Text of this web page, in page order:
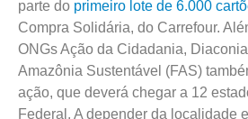
parte do primeiro lote de 6.000
Compra Solidária, do Carrefour.
ONGs Ação da Cidadania,
Amazônia Sustentável (FAS)
ação, que deverá chegar a 12
Federal. A depender da localidade